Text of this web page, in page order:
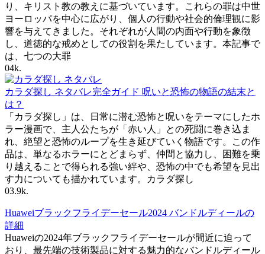
り、キリスト教の教えに基づいています。これらの罪は中世
ヨーロッパを中心に広がり、個人の行動や社会的倫理観に影
響を与えてきました。それぞれが人間の内面や行動を象徴
し、道徳的な戒めとしての役割を果たしています。本記事で
は、七つの大罪
04k.
カラダ探し ネタバレ完全ガイド 呪いと恐怖の物語の結末と
は？
「カラダ探し」は、日常に潜む恐怖と呪いをテーマにしたホ
ラー漫画で、主人公たちが「赤い人」との死闘に巻き込ま
れ、絶望と恐怖のループを生き延びていく物語です。この作
品は、単なるホラーにとどまらず、仲間と協力し、困難を乗
り越えることで得られる強い絆や、恐怖の中でも希望を見出
す力についても描かれています。カラダ探し
03.9k.
Huaweiブラックフライデーセール2024 バンドルディールの
詳細
Huaweiの2024年ブラックフライデーセールが間近に迫って
おり、最先端の技術製品に対する魅力的なバンドルディール